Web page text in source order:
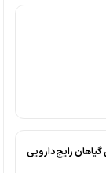
رایج دارویی